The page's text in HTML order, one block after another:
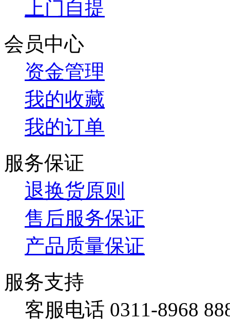
上门自提
会员中心
资金管理
我的收藏
我的订单
服务保证
退换货原则
售后服务保证
产品质量保证
服务支持
客服电话 0311-8968